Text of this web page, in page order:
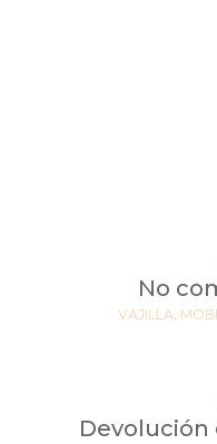
No
VAJILLA,
Devolución